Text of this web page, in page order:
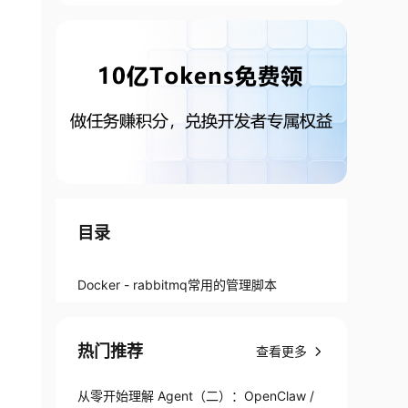
目录
Docker - rabbitmq常用的管理脚本
热门推荐 查看更多
从零开始理解 Agent（二）：OpenClaw /